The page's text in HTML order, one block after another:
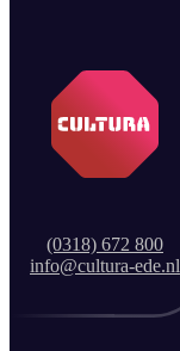
(0318) 672 800
info@cultura-ede.nl